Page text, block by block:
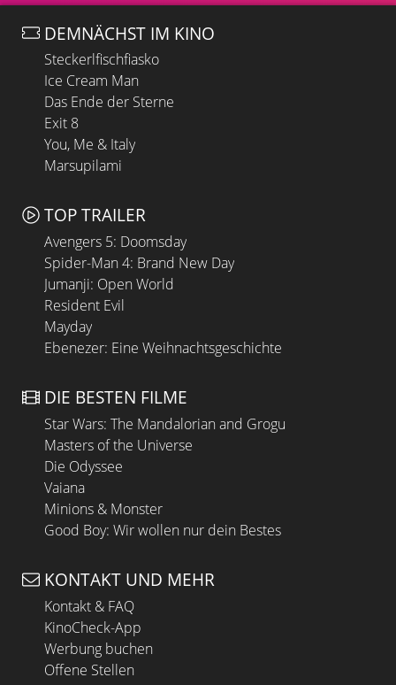
DEMNÄCHST IM KINO
Steckerlfischfiasko
Ice Cream Man
Das Ende der Sterne
Exit 8
You, Me & Italy
Marsupilami
TOP TRAILER
Avengers 5: Doomsday
Spider-Man 4: Brand New Day
Jumanji: Open World
Resident Evil
Mayday
Ebenezer: Eine Weihnachtsgeschichte
DIE BESTEN FILME
Star Wars: The Mandalorian and Grogu
Masters of the Universe
Die Odyssee
Vaiana
Minions & Monster
Good Boy: Wir wollen nur dein Bestes
KONTAKT UND MEHR
Kontakt & FAQ
KinoCheck-App
Werbung buchen
Offene Stellen